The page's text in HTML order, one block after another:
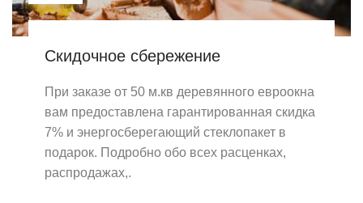
Скидочное сбережение
При заказе от 50 м.кв деревянного евроокна
вам предоставлена гарантированная скидка
7% и энергосберегающий стеклопакет в
подарок. Подробно обо всех расценках,
распродажах,.